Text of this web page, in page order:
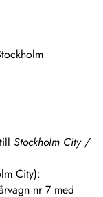
Stockholm City /
City):
nr 7 med